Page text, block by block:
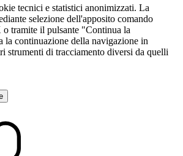
tecnici e statistici anonimizzati. La
selezione dell'apposito comando
tramite il pulsante "Continua la
la continuazione della navigazione in
strumenti di tracciamento diversi da quelli